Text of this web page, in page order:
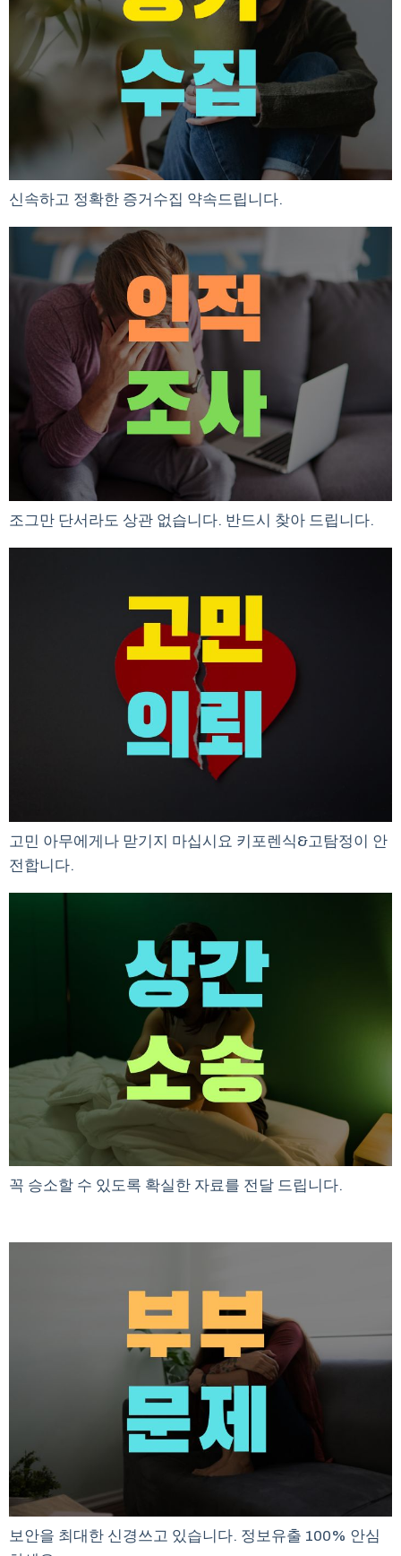
신속하고 정확한 증거수집 약속드립니다.
조그만 단서라도 상관 없습니다. 반드시 찾아 드립니다.
고민 아무에게나 맏기지 마십시요 키포렌식&고탐정이 안
전합니다.
꼭 승소할 수 있도록 확실한 자료를 전달 드립니다.
보안을 최대한 신경쓰고 있습니다. 정보유출 100% 안심